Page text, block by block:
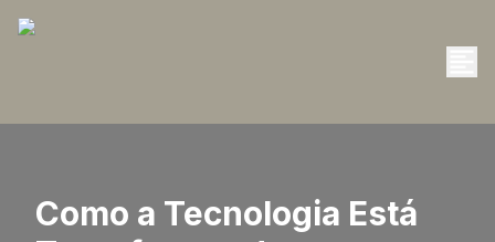
Como a Tecnologia Está